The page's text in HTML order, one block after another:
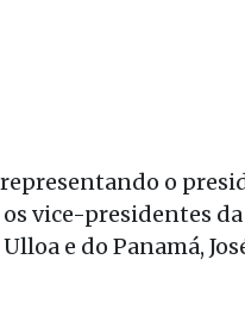
o
vice-presidentes
e do Panamá,